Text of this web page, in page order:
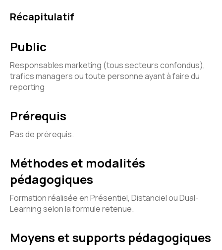
Récapitulatif
Public
Responsables marketing (tous secteurs confondus),
trafics managers ou toute personne ayant à faire du
reporting
Prérequis
Pas de prérequis.
Méthodes et modalités
pédagogiques
Formation réalisée en Présentiel, Distanciel ou Dual-
Learning selon la formule retenue.
Moyens et supports pédagogiques